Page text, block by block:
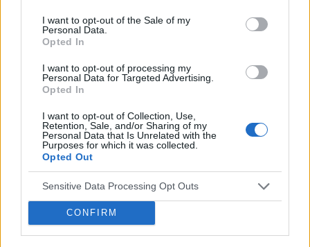
I want to opt-out of the Sale of my
Personal Data.
Opted In
I want to opt-out of processing my
Personal Data for Targeted Advertising.
Opted In
I want to opt-out of Collection, Use,
Retention, Sale, and/or Sharing of my
Personal Data that Is Unrelated with the
Purposes for which it was collected.
Opted Out
Sensitive Data Processing Opt Outs
CONFIRM
Co ma wpływ na to, że Polacy coraz gorzej
Reklama: